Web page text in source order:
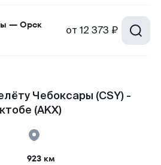
— Орск от 12 373 ₽
Чебоксары (CSY) -
(AKX)
923 км